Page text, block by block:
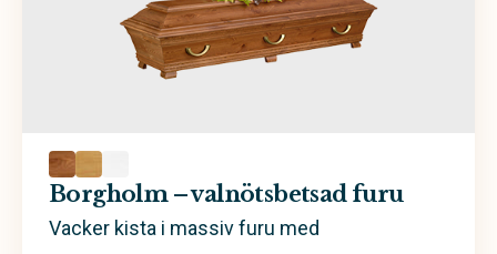
Borgholm – valnötsbetsad furu
Vacker kista i massiv furu med